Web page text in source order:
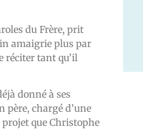
du Frère, prit
amaigrie plus par
réciter tant qu’il
donné à ses
père, chargé d’une
que Christophe